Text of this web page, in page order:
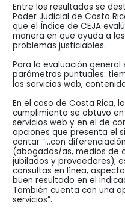
Entre los resultados se
Poder Judicial de Costa
que el Índice de CEJA
manera en que ayuda a
problemas justiciables.
Para la evaluación
parámetros puntuales:
los servicios web,
En el caso de Costa Rica,
cumplimiento se obtuvo
servicios web y en el de
opciones que presenta el
contar “…con
(abogados/as, medios de
jubilados y proveedores);
consultas en línea,
buen resultado en el
También cuenta con una
servicios”.